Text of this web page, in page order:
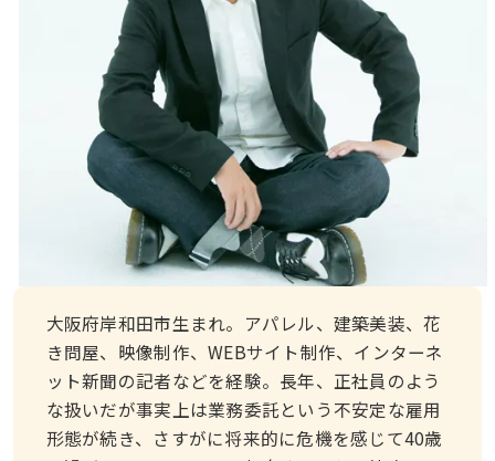
大阪府岸和田市生まれ。アパレル、建築美装、花
き問屋、映像制作、WEBサイト制作、インターネ
ット新聞の記者などを経験。長年、正社員のよう
な扱いだが事実上は業務委託という不安定な雇用
形態が続き、さすがに将来的に危機を感じて40歳